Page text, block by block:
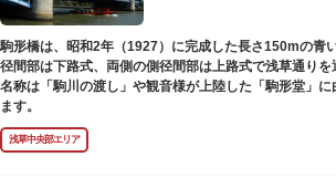
駒形橋は、昭和2年（1927）に完成した長さ150mの青
径間部は下路式、両側の側径間部は上路式で浅草通り
名称は「駒川の渡し」や観音様が上陸した「駒形堂」
ます。
浅草中央部エリア